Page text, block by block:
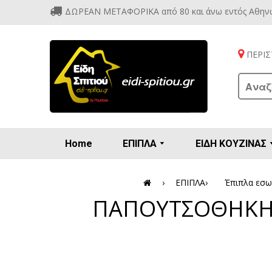
ΔΩΡΕΑΝ ΜΕΤΑΦΟΡΙΚΑ από 80 και άνω εντός
Home ΕΠΙΠΛΑ ΕΙΔΗ ΚΟΥΖΙΝΑΣ
› ΕΠΙΠΛΑ› Έπιπλα
ΠΑΠΟΥΤΣΟΘΗΚΗ